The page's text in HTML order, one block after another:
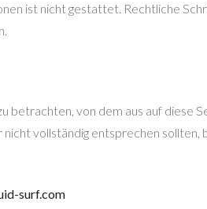
ist nicht gestattet. Rechtliche
betrachten, von dem aus auf diese
vollständig entsprechen
surf.com